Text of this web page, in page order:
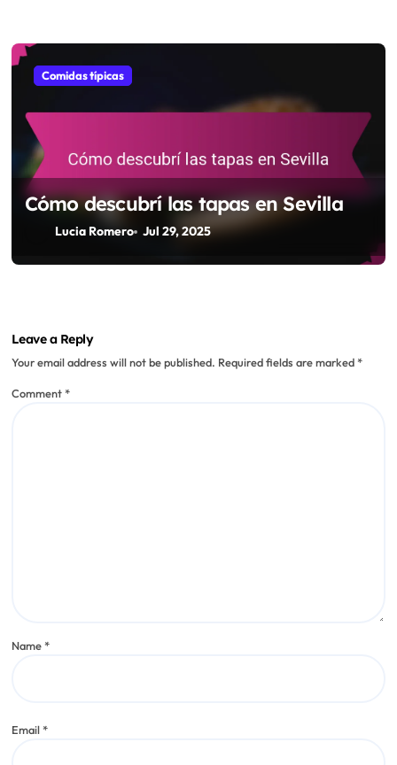
Comidas típicas
Cómo descubrí las tapas en Sevilla
Lucia Romero Jul 29, 2025
Leave a Reply
Your email address will not be published. Required fields are marked*
Comment*
Name*
Email*